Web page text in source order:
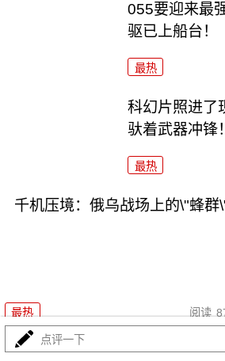
055要迎来最
驱已上船台！
最热
科幻片照进了
驮着武器冲锋！
最热
千机压境：俄乌战场上的\"蜂群
最热 阅读
波斯要给中东
点评一下